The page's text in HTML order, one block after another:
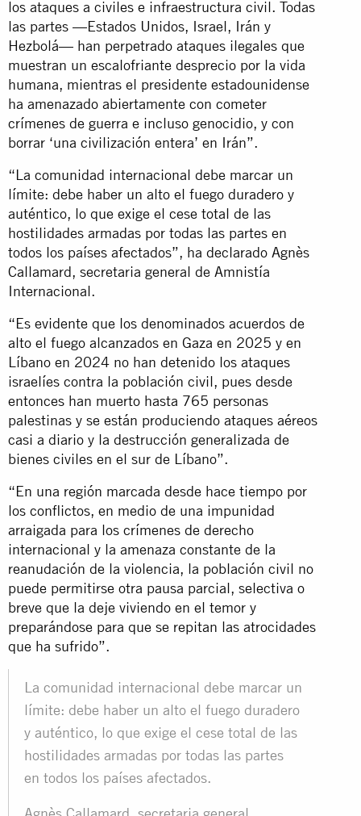
los ataques a civiles e infraestructura civil. Todas
las partes —Estados Unidos, Israel, Irán y
Hezbolá— han perpetrado ataques ilegales que
muestran un escalofriante desprecio por la vida
humana, mientras el presidente estadounidense
ha amenazado abiertamente con cometer
crímenes de guerra e incluso genocidio, y con
borrar ‘una civilización entera’ en Irán”.
“La comunidad internacional debe marcar un
límite: debe haber un alto el fuego duradero y
auténtico, lo que exige el cese total de las
hostilidades armadas por todas las partes en
todos los países afectados”, ha declarado Agnès
Callamard, secretaria general de Amnistía
Internacional.
“Es evidente que los denominados acuerdos de
alto el fuego alcanzados en Gaza en 2025 y en
Líbano en 2024 no han detenido los ataques
israelíes contra la población civil, pues desde
entonces han muerto hasta 765 personas
palestinas y se están produciendo ataques aéreos
casi a diario y la destrucción generalizada de
bienes civiles en el sur de Líbano”.
“En una región marcada desde hace tiempo por
los conflictos, en medio de una impunidad
arraigada para los crímenes de derecho
internacional y la amenaza constante de la
reanudación de la violencia, la población civil no
puede permitirse otra pausa parcial, selectiva o
breve que la deje viviendo en el temor y
preparándose para que se repitan las atrocidades
que ha sufrido”.
La comunidad internacional debe marcar un
límite: debe haber un alto el fuego duradero
y auténtico, lo que exige el cese total de las
hostilidades armadas por todas las partes
en todos los países afectados.